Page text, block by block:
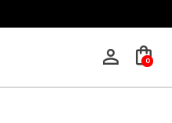
person_outline shopping_bag
0